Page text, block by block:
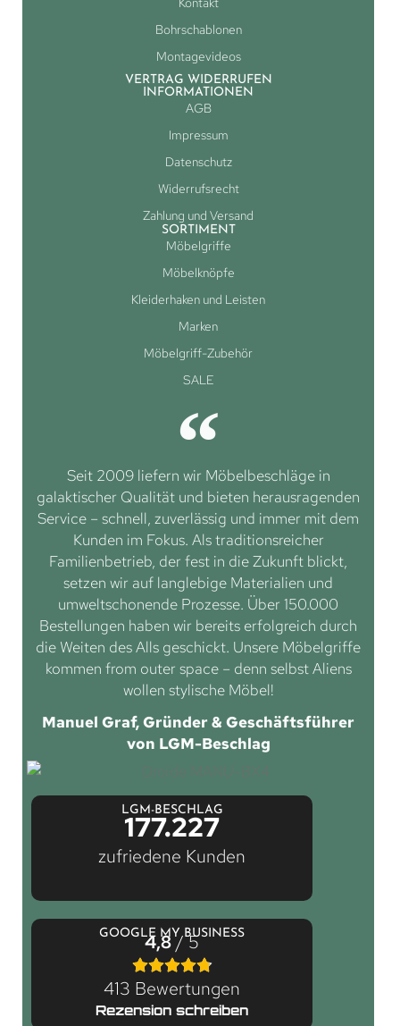
Bohrschablonen
Montagevideos
VERTRAG WIDERRUFEN
INFORMATIONEN
AGB
Impressum
Datenschutz
Widerrufsrecht
Zahlung und Versand
SORTIMENT
Möbelgriffe
Möbelknöpfe
Kleiderhaken und Leisten
Marken
Möbelgriff-Zubehör
SALE
Seit 2009 liefern wir Möbelbeschläge in
galaktischer Qualität und bieten herausragenden
Service – schnell, zuverlässig und immer mit dem
Kunden im Fokus. Als traditionsreicher
Familienbetrieb, der fest in die Zukunft blickt,
setzen wir auf langlebige Materialien und
umweltschonende Prozesse. Über 150.000
Bestellungen haben wir bereits erfolgreich durch
die Weiten des Alls geschickt. Unsere Möbelgriffe
kommen from outer space – denn selbst Aliens
wollen stylische Möbel!
Manuel Graf, Gründer & Geschäftsführer
von LGM-Beschlag
LGM-BESCHLAG
177.227
zufriedene Kunden
GOOGLE MY BUSINESS
4,8/ 5
413 Bewertungen
Rezension schreiben